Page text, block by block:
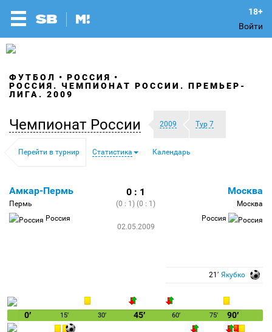
Войти
ФУТБОЛ
РОССИЯ
РОССИЯ. ЧЕМПИОНАТ РОССИИ. ПРЕМЬЕР-
ЛИГА. 2009
Чемпионат России 2009 Тур 7
Перейти в турнир Статистика Календарь
Амкар-Пермь
Пермь
Россия
0 : 1
(0 : 1) (0 : 1)
02.05.2009
Москва
Москва
Россия
21′ Якубко
0′ 15′ 30′ 45′ 60′ 75′ 90′